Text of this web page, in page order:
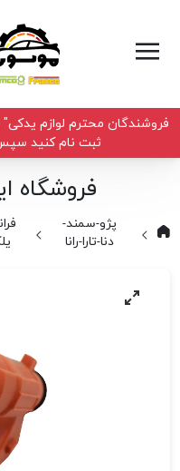
فروشندگان محترم لوازم
ثبت نام کنید
فروشگاه
پژو-سمند-
دنا-تارا-رانا